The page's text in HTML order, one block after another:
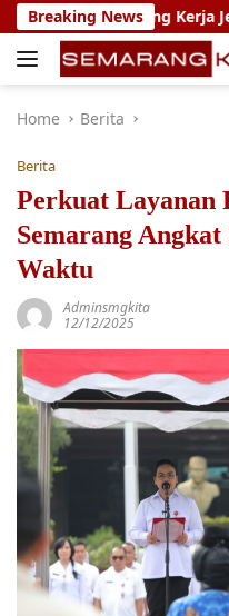
Skip
to
content
Breaking News
Magang Kerja Jepang Jadi
Home Berita
Berita
Perkuat Layanan
Semarang
Waktu
Adminsmgkita
12/12/2025